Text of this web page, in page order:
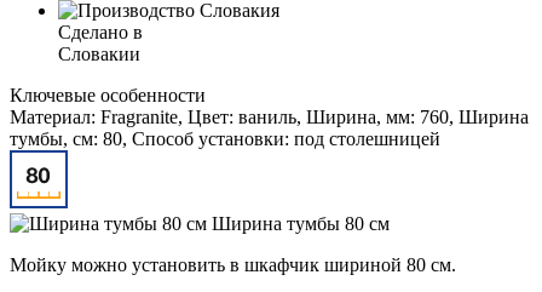
Сделано в
Словакии
Ключевые особенности
Материал: Fragranite, Цвет: ваниль, Ширина, мм: 760, Ширина
тумбы, см: 80, Способ установки: под столешницей
Ширина тумбы 80 см
Мойку можно установить в шкафчик шириной 80 см.